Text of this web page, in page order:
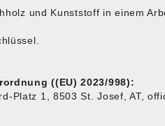
und Kunststoff in einem
((EU) 2023/998):
Platz 1, 8503 St. Josef, AT,